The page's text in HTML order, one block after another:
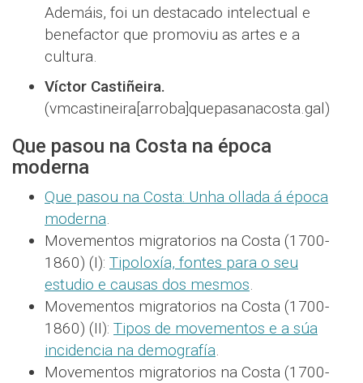
Ademáis, foi un destacado intelectual e
benefactor que promoviu as artes e a
cultura.
Víctor Castiñeira.
(vmcastineira[arroba]quepasanacosta.gal)
Que pasou na Costa na época
moderna
Que pasou na Costa: Unha ollada á época
moderna.
Movementos migratorios na Costa (1700-
1860) (I): Tipoloxía, fontes para o seu
estudio e causas dos mesmos.
Movementos migratorios na Costa (1700-
1860) (II): Tipos de movementos e a súa
incidencia na demografía.
Movementos migratorios na Costa (1700-